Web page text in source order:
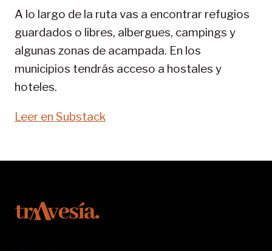
A lo largo de la ruta vas a encontrar refugios
guardados o libres, albergues, campings y
algunas zonas de acampada. En los
municipios tendrás acceso a hostales y
hoteles.
Leer en Substack